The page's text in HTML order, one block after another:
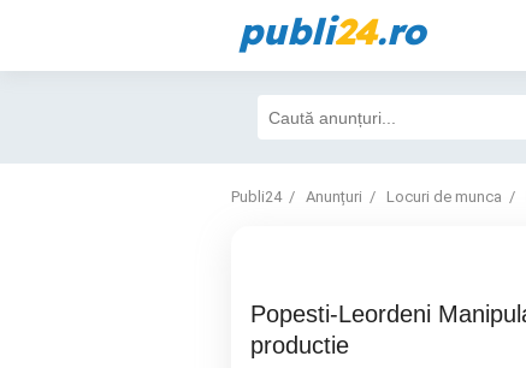
publi24.ro
Publi24 Anunțuri Locuri de munca
Popesti-Leordeni Manipulant sau operator
productie